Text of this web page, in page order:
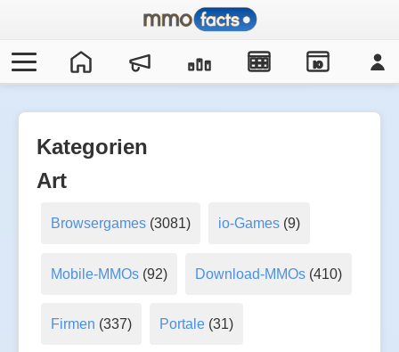
IO
Kategorien
Art
Browsergames(3081) io-Games (9)
Mobile-MMOs(92) Download-MMOs (410)
Firmen (337) Portale (31)